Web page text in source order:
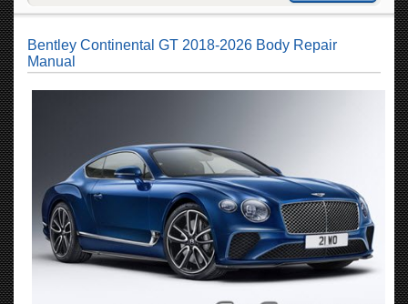
Bentley Continental GT 2018-2026 Body Repair
Manual